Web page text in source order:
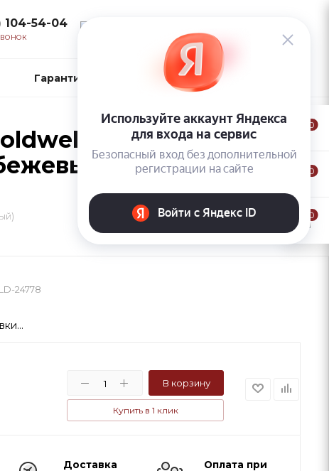
104-54-04
Гарантии и возврат Контакты
Topchic Hair
24778
В корзину
Купить в 1 клик
Доставка
Оплата при
0
0
0